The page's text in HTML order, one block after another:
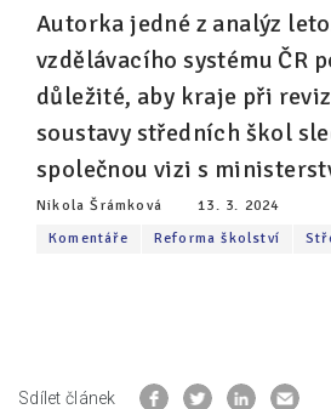
Pro zřizovatele
Konference Lepší škola
Kápézetka - průvodce pro
Klub zřizovatelů
O nás
Kontakty
Autorka jedné z analýz
vzdělávacího systému ČR
důležité, aby kraje při
soustavy středních škol
společnou vizi s
Nikola Šrámková
13. 3. 2024
Komentáře
Reforma školství
Sdílet článek